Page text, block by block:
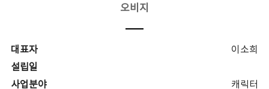
오비지
대표자
이소희
설립일
사업분야
캐릭터